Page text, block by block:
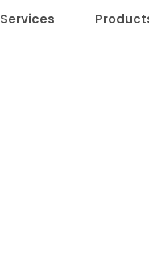
Services